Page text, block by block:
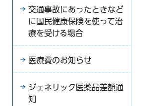
交通事故にあったときなど
に国民健康保険を使って治
療を受ける場合
医療費のお知らせ
ジェネリック医薬品差額通
知